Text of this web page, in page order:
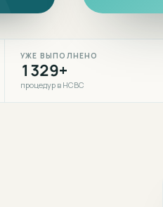
УЖЕ ВЫПОЛНЕНО
1329+
процедур в НСВС